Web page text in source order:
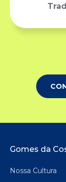
Gomes da
Nossa Cultura